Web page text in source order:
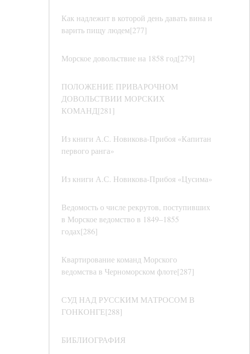
Как надлежит в которой день давать вина и
варить пищу людем[277]
Морское довольствие на 1858 год[279]
ПОЛОЖЕНИЕ ПРИВАРОЧНОМ
ДОВОЛЬСТВИИ МОРСКИХ
КОМАНД[281]
Из книги А.С. Новикова-Прибоя «Капитан
первого ранга»
Из книги А.С. Новикова-Прибоя «Цусима»
Ведомость о числе рекрутов, поступивших
в Морское ведомство в 1849–1855
годах[286]
Квартирование команд Морского
ведомства в Черноморском флоте[287]
СУД НАД РУССКИМ МАТРОСОМ В
ГОНКОНГЕ[288]
БИБЛИОГРАФИЯ